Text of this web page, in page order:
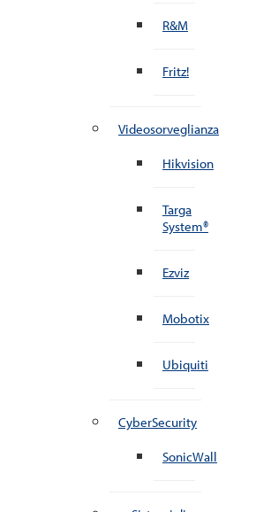
R&M
Fritz!
Videosorveglianza
Hikvision
Targa
System®
Ezviz
Mobotix
Ubiquiti
CyberSecurity
SonicWall